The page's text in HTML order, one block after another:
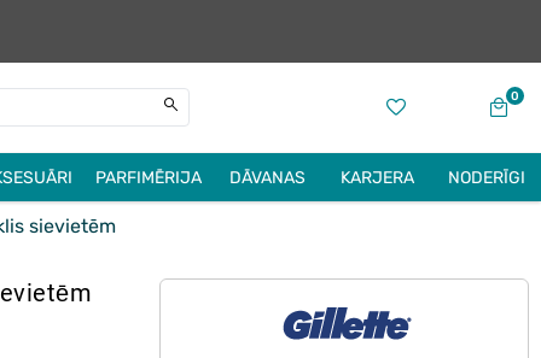
0
PARFIMĒRIJA DĀVANAS KARJERA NODERĪGI
sievietēm